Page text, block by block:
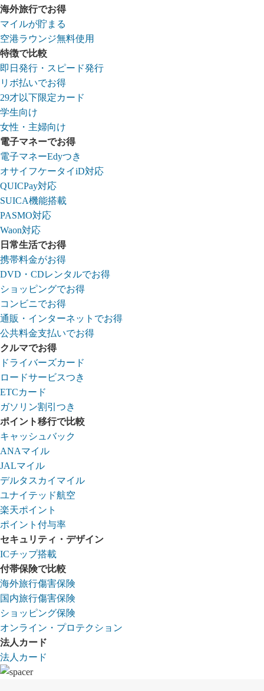
海外旅行でお得
マイルが貯まる
空港ラウンジ無料使用
特徴で比較
即日発行・スピード発行
リボ払いでお得
29才以下限定カード
学生向け
女性・主婦向け
電子マネーでお得
電子マネーEdyつき
オサイフケータイiD対応
QUICPay対応
SUICA機能搭載
PASMO対応
Waon対応
日常生活でお得
携帯料金がお得
DVD・CDレンタルでお得
ショッピングでお得
コンビニでお得
通販・インターネットでお得
公共料金支払いでお得
クルマでお得
ドライバーズカード
ロードサービスつき
ETCカード
ガソリン割引つき
ポイント移行で比較
キャッシュバック
ANAマイル
JALマイル
デルタスカイマイル
ユナイテッド航空
楽天ポイント
ポイント付与率
セキュリティ・デザイン
ICチップ搭載
付帯保険で比較
海外旅行傷害保険
国内旅行傷害保険
ショッピング保険
オンライン・プロテクション
法人カード
法人カード